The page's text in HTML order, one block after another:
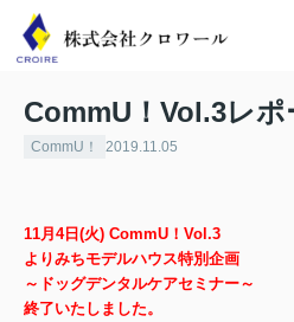
CommU！Vol.3レポ
CommU！ 2019.11.05
11月4日(火) CommU！Vol.3
よりみちモデルハウス特別企画
～ドッグデンタルケアセミナー～
終了いたしました。